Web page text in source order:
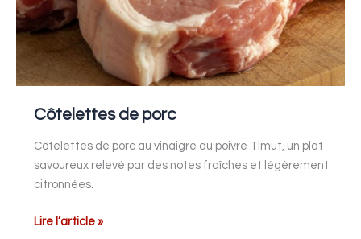
Côtelettes de porc
Côtelettes de porc au vinaigre au poivre Timut, un plat
savoureux relevé par des notes fraîches et légèrement
citronnées.
Lire l’article »